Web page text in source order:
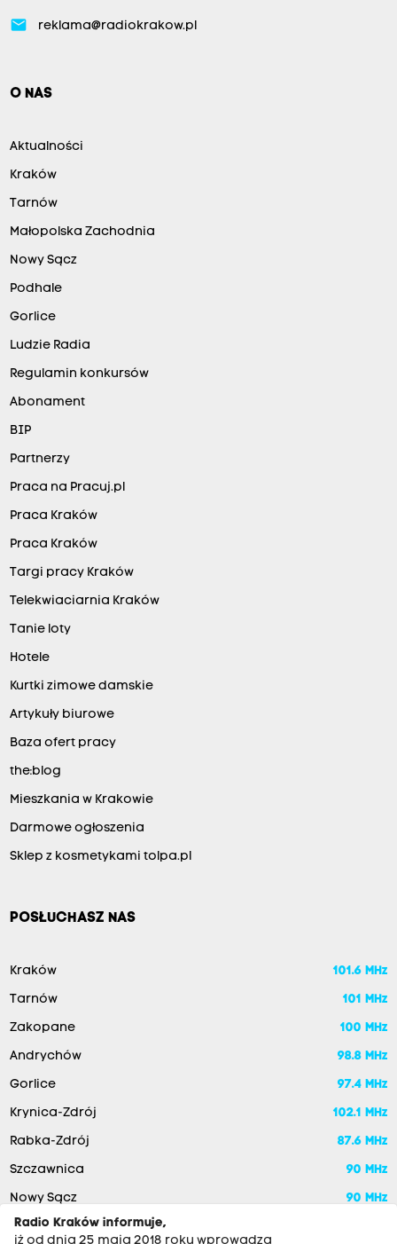
email reklama@radiokrakow.pl
O NAS
Aktualności
Kraków
Tarnów
Małopolska Zachodnia
Nowy Sącz
Podhale
Gorlice
Ludzie Radia
Regulamin konkursów
Abonament
BIP
Partnerzy
Praca na Pracuj.pl
Praca Kraków
Praca Kraków
Targi pracy Kraków
Telekwiaciarnia Kraków
Tanie loty
Hotele
Kurtki zimowe damskie
Artykuły biurowe
Baza ofert pracy
the:blog
Mieszkania w Krakowie
Darmowe ogłoszenia
Sklep z kosmetykami tolpa.pl
POSŁUCHASZ NAS
Kraków 101.6 MHz
Tarnów 101 MHz
Zakopane 100 MHz
Andrychów 98.8 MHz
Gorlice 97.4 MHz
Krynica-Zdrój 102.1 MHz
Rabka-Zdrój 87.6 MHz
Szczawnica 90 MHz
Nowy Sącz
90 MHz
Radio Kraków informuje,
iż od dnia 25 maja 2018 roku wprowadza